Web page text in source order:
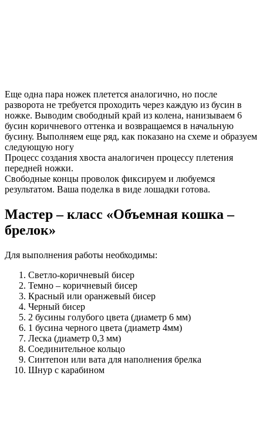
Еще одна пара ножек плетется аналогично, но после
разворота не требуется проходить через каждую из бусин в
ножке. Выводим свободный край из колена, нанизываем 6
бусин коричневого оттенка и возвращаемся в начальную
бусину. Выполняем еще ряд, как показано на схеме и образуем
следующую ногу
Процесс создания хвоста аналогичен процессу плетения
передней ножки.
Свободные концы проволок фиксируем и любуемся
результатом. Ваша поделка в виде лошадки готова.
Мастер – класс «Объемная кошка –
брелок»
Для выполнения работы необходимы:
Светло-коричневый бисер
Темно – коричневый бисер
Красный или оранжевый бисер
Черный бисер
2 бусины голубого цвета (диаметр 6 мм)
1 бусина черного цвета (диаметр 4мм)
Леска (диаметр 0,3 мм)
Соединительное кольцо
Синтепон или вата для наполнения брелка
Шнур с карабином